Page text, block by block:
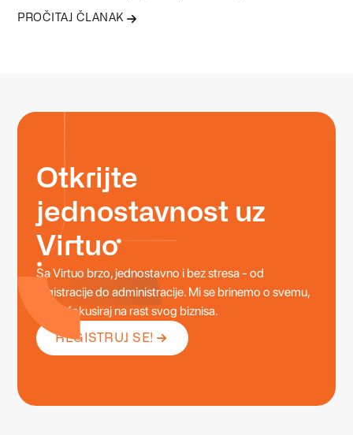
Način na koji je vaša firma predstavljena online može odlučiti
PROČITAJ ČLANAK
Otkrijte
jednostavnost uz
Virtuo
Sa Virtuo brzo, jednostavno i bez stresa - od
registracije do administracije. Mi se brinemo o svemu,
a ti se fokusiraj na rast svog biznisa.
REGISTRUJ SE!